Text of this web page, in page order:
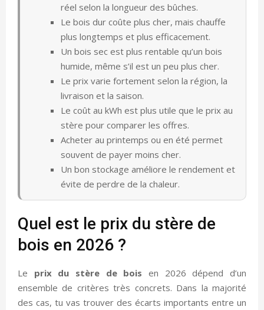
réel selon la longueur des bûches.
Le bois dur coûte plus cher, mais chauffe
plus longtemps et plus efficacement.
Un bois sec est plus rentable qu’un bois
humide, même s’il est un peu plus cher.
Le prix varie fortement selon la région, la
livraison et la saison.
Le coût au kWh est plus utile que le prix au
stère pour comparer les offres.
Acheter au printemps ou en été permet
souvent de payer moins cher.
Un bon stockage améliore le rendement et
évite de perdre de la chaleur.
Quel est le prix du stère de
bois en 2026 ?
Le prix du stère de bois en 2026 dépend d’un
ensemble de critères très concrets. Dans la majorité
des cas, tu vas trouver des écarts importants entre un